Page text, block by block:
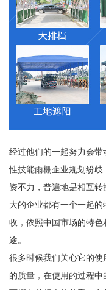
经过他们的一起努力会带
性技能雨棚企业规划纷
资不力，普遍地是相互
大的企业都有一个一起
收，依照中国市场的特
途。
很多时候我们关心它的
的质量，在使用的过程